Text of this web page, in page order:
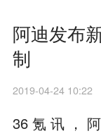
阿迪发布
制
2019-04-24 10:22
36氪讯，